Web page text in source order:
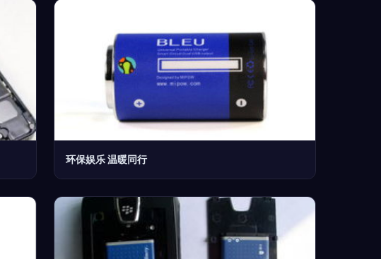
环保娱乐 温暖同行